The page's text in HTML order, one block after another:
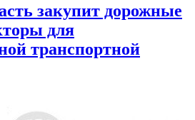
закупит дорожные
для
транспортной